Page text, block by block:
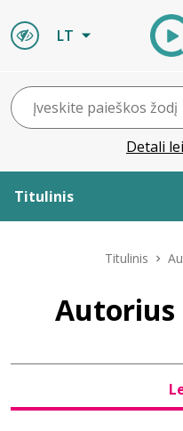
LT
Detali
Titulinis
Leidiniai
Titulinis
Autorius